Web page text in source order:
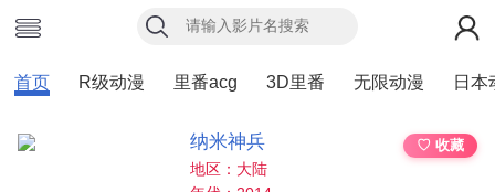
首页 R级动漫 里番acg 3D里番 无限动漫 日本
纳米神兵
♡ 收藏
地区：大陆